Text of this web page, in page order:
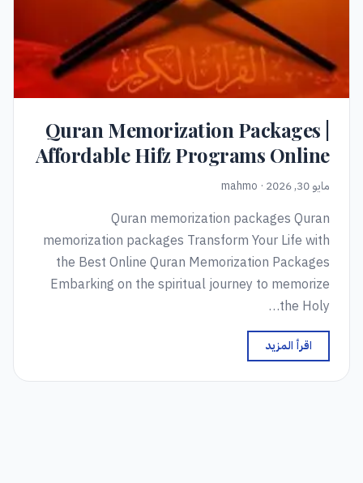
Quran Memorization Packages |
Affordable Hifz Programs Online
مايو 30, 2026 · mahmo
Quran memorization packages Quran
memorization packages Transform Your Life with
the Best Online Quran Memorization Packages
Embarking on the spiritual journey to memorize
the Holy…
اقرأ المزيد